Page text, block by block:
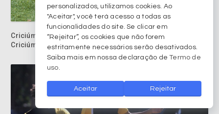
Criciúma Esporte Clube divulga Serviço de Jogo para
Criciúma X Náutico
personalizados, utilizamos cookies. Ao
"Aceitar", você terá acesso a todas as
funcionalidades do site. Se clicar em
“Rejeitar”, os cookies que não forem
estritamente necessários serão desativados.
Saiba mais em nossa declaração deTermo de
uso.
Aceitar Rejeitar